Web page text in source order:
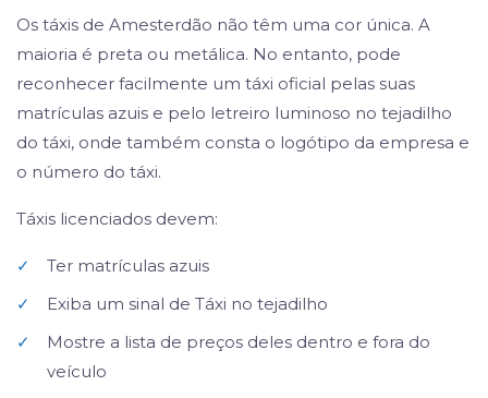
Os táxis de Amesterdão não têm uma cor única. A
maioria é preta ou metálica. No entanto, pode
reconhecer facilmente um táxi oficial pelas suas
matrículas azuis e pelo letreiro luminoso no tejadilho
do táxi, onde também consta o logótipo da empresa e
o número do táxi.
Táxis licenciados devem:
✓
Ter matrículas azuis
✓
Exiba um sinal de Táxi no tejadilho
✓
Mostre a lista de preços deles dentro e fora do
veículo